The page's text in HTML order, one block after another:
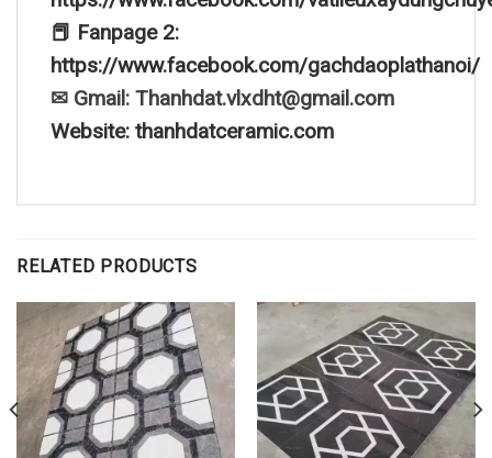
📕 Fanpage 2:
https://www.facebook.com/gachdaoplathanoi/
✉ Gmail: Thanhdat.vlxdht@gmail.com
Website: thanhdatceramic.com
RELATED PRODUCTS